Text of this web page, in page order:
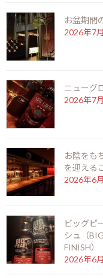
「オヨ・デ・モンテレ
その、ダイナミック
潤で濃厚な香りが広が
ミディアムからフルボ
わいやアロマ故に、
つです。フルボディ
味わいの濃さをお楽
オヨ・デ・モンテ
お盆期間
2026年7
ニューグ
2026年7
お陰をも
を迎える
2026年6
ビッグピ
シュ（
FINISH）
2026年6